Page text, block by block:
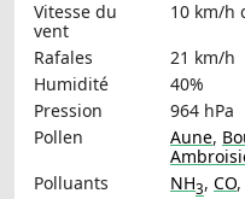
Vitesse du
vent
10 km/h
Rafales
21 km/h
Humidité
40%
Pression
964 hPa
Pollen
Aune,
Polluants
NH3, CO,